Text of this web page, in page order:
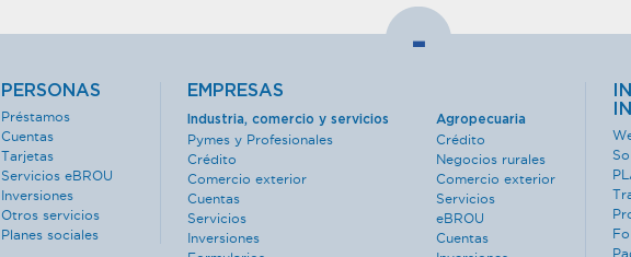
-
PERSONAS
Préstamos
Cuentas
Tarjetas
Servicios eBROU
Inversiones
Otros servicios
Planes sociales
EMPRESAS
Industria, comercio y servicios
Pymes y Profesionales
Crédito
Comercio exterior
Cuentas
Servicios
Inversiones
Agropecuaria
Crédito
Negocios rurales
Comercio exterior
Servicios
eBROU
Cuentas